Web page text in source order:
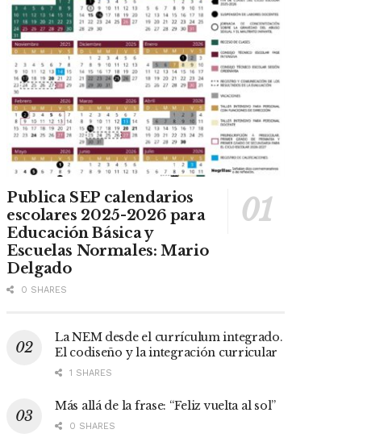
Publica SEP calendarios
escolares 2025-2026 para
Educación Básica y
Escuelas Normales: Mario
Delgado
0 SHARES
La NEM desde el currículum integrado.
El codiseño y la integración curricular
1 SHARES
Más allá de la frase: “Feliz vuelta al sol”
0 SHARES